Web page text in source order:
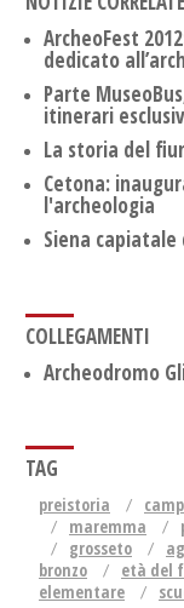
ArcheoFest
dedicato
Parte
itinerari
La storia del
Cetona:
l'archeologia
Siena
COLLEGAMENTI
Archeodromo
TAG
preistoria
maremma
grosseto
bronzo
età del
elementare